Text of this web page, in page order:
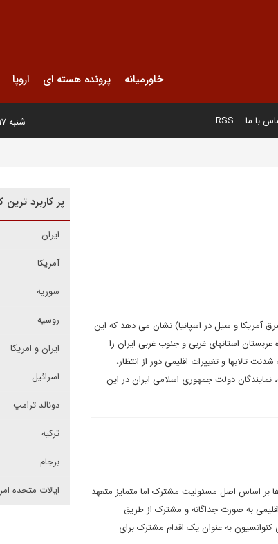
خاورمیانه پرونده هسته ای اروپا
با ما RSS شنبه ۱۷ مرداد ۱۴۰۵
آمریکا و سیل در اسپانیا) نشان می دهد که این
استانهای غربی و جنوب غربی ایران را
و تغییرات اقلیمی دور از انتظار،
دولت جمهوری اسلامی ایران در این
بر اساس اصل مسئولیت مشترک اما متمایز متعهد
اقلیمی به صورت جداگانه و مشترک از طریق
که ماده‌ی ۴ کنوانسیون بر اجرای کنوانسیون به عنوان یک اقدام مشترک برای
پر کاربرد ترین
ایران
آمریکا
سوریه
روسیه
ایران و امریکا
اسرائیل
دونالد ترامپ
ترکیه
برجام
ایالات متحده